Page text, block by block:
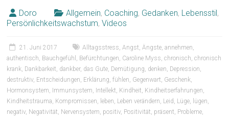
Doro Allgemein, Coaching, Gedanken, Lebensstil,
Persönlichkeitswachstum,Videos
21. Juni 2017 Alltagsstress,Angst,Ängste,annehmen,
authentisch, Bauchgefühl , Befürchtungen, Caroline Myss,chronisch,chronisch
krank, Dankbarkeit, dankber, das Gute, Demütigung, denken, Depression,
destruktiv, Entscheidungen, Erklärung,fühlen, Gegenwart, Geschenk,
Hormonsystem, Immunsystem, Intellekt, Kindheit, Kindheitserfahrungen,
Kindheitstrauma, Kompromissen, leben, Leben verändern, Leid , Lüge, lügen,
negativ, Negativität, Nervensystem, positiv, Positivität, präsent, Probleme,